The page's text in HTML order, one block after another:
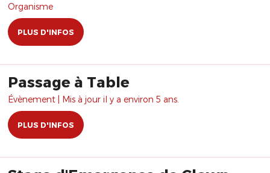
Organisme
PLUS D'INFOS
Passage à Table
Évènement | Mis à jour il y a environ 5 ans.
PLUS D'INFOS